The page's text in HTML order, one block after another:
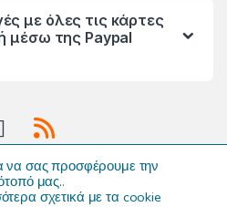
με όλες τις κάρτες
μέσω της Paypal
να σας προσφέρουμε την
μας..
σχετικά με τα cookie